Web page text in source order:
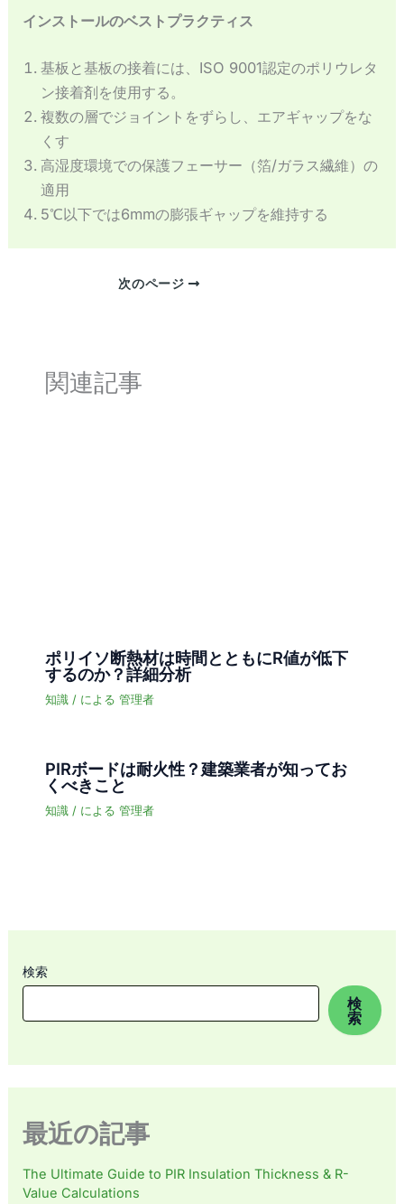
インストールのベストプラクティス
基板と基板の接着には、ISO 9001認定のポリウレタ
ン接着剤を使用する。
複数の層でジョイントをずらし、エアギャップをな
くす
高湿度環境での保護フェーサー（箔/ガラス繊維）の
適用
5℃以下では6mmの膨張ギャップを維持する
次のページ
関連記事
ポリイソ断熱材は時間とともにR値が低下
するのか？詳細分析
知識/ による 管理者
PIRボードは耐火性？建築業者が知ってお
くべきこと
知識/ による 管理者
検索
検
索
最近の記事
The Ultimate Guide to PIR Insulation Thickness & R-
Value Calculations